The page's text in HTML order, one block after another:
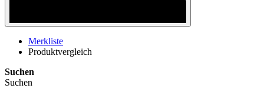
Merkliste
Produktvergleich
Suchen
Suchen